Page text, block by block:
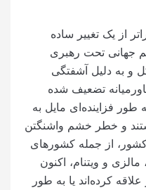
از یک تغییر ساده
جهانی تحت رهبری
به دلیل آشفتگی
تضعیف شده
فزاینده‌ای مایل به
و خطر خشم واشنگتن
جان می‌خرند. بیش از ۳۰ کشور، از جمله کشورهای
و ویتنام، اکنون
کرده‌اند یا به طور